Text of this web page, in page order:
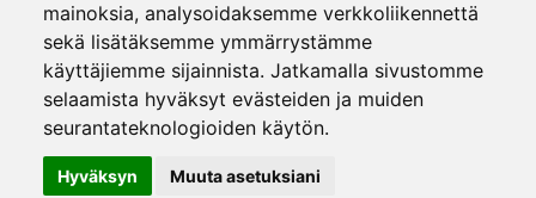
mainoksia, analysoidaksemme verkkoliikennettä
sekä lisätäksemme ymmärrystämme
käyttäjiemme sijainnista. Jatkamalla sivustomme
selaamista hyväksyt evästeiden ja muiden
seurantateknologioiden käytön.
Hyväksyn Muuta asetuksiani